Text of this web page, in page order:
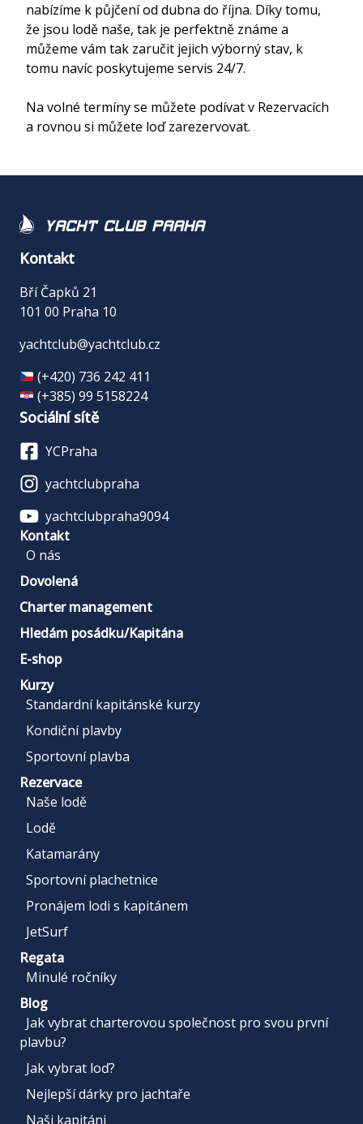
nabízíme k půjčení od dubna do října. Díky tomu,
že jsou lodě naše, tak je perfektně známe a
můžeme vám tak zaručit jejich výborný stav, k
tomu navíc poskytujeme servis 24/7.
Na volné termíny se můžete podívat v Rezervacích
a rovnou si můžete loď zarezervovat.
Yacht Club Praha
Kontakt
Bří Čapků 21
101 00 Praha 10
yachtclub@yachtclub.cz
(+420) 736 242 411
(+385) 99 5158224
Sociální sítě
YCPraha
yachtclubpraha
yachtclubpraha9094
Kontakt
O nás
Dovolená
Charter management
Hledám posádku/Kapitána
E-shop
Kurzy
Standardní kapitánské kurzy
Kondiční plavby
Sportovní plavba
Rezervace
Naše lodě
Lodě
Katamarány
Sportovní plachetnice
Pronájem lodi s kapitánem
JetSurf
Regata
Minulé ročníky
Blog
Jak vybrat charterovou společnost pro svou první
plavbu?
Jak vybrat loď?
Nejlepší dárky pro jachtaře
Naši kapitáni